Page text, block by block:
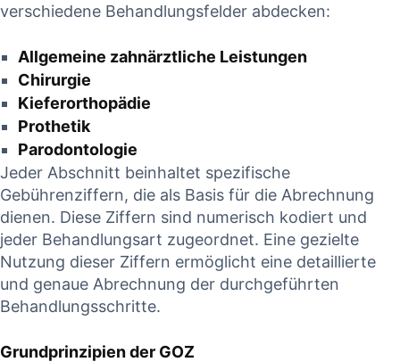
verschiedene ‌Behandlungsfelder abdecken:
Allgemeine zahnärztliche Leistungen
Chirurgie
Kieferorthopädie
Prothetik
Parodontologie
Jeder Abschnitt beinhaltet spezifische
Gebührenziffern, die als Basis ⁤für die Abrechnung
dienen. Diese Ziffern sind ⁣numerisch kodiert ‌und
jeder Behandlungsart zugeordnet. Eine gezielte
Nutzung‍ dieser Ziffern ermöglicht eine detaillierte
⁢und genaue Abrechnung der durchgeführten
Behandlungsschritte.
Grundprinzipien der​ GOZ